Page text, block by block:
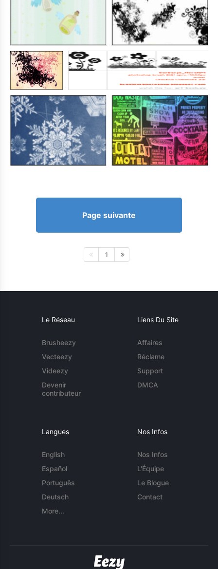
Page suivante
1
Le Réseau
Brusheezy
Vecteezy
Videezy
Devenir
contributeur
Liens Du Site
Affaires
Réclame
Support
DMCA
Langues
English
Español
Português
Deutsch
More...
Nos Infos
Nos Infos
L'Équipe
Le Blogue
Contact